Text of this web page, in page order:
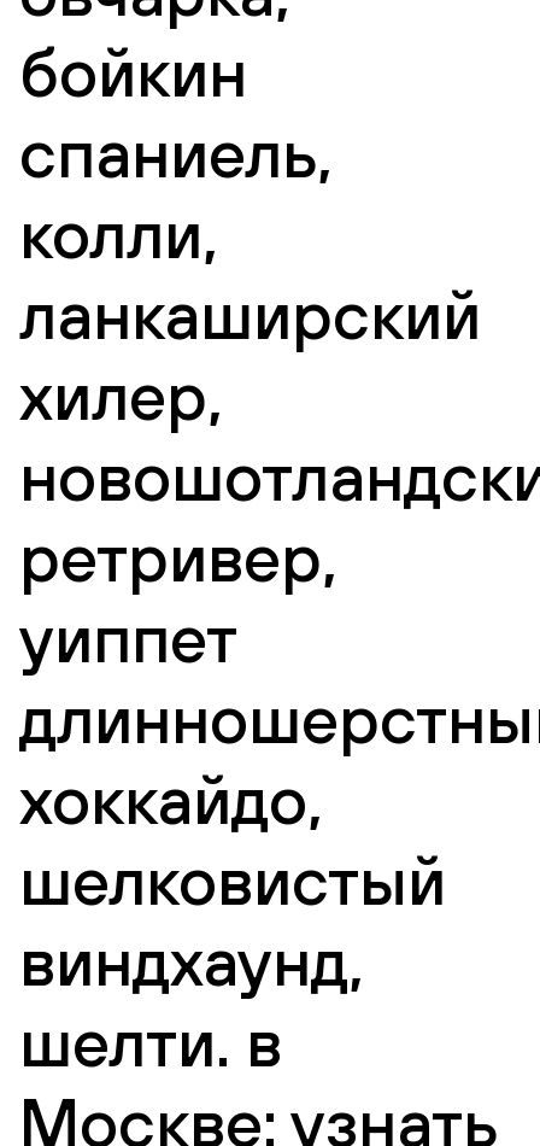
бойкин
спаниель,
колли,
ланкаширский
хилер,
ретривер,
уиппет
хоккайдо,
шелковистый
виндхаунд,
шелти. в
Москве: узнать